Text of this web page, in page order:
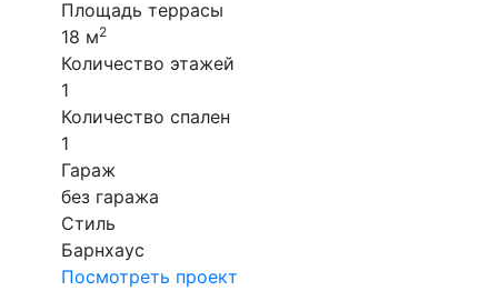
Площадь террасы
18 м2
Количество этажей
1
Количество спален
1
Гараж
без гаража
Стиль
Барнхаус
Посмотреть проект